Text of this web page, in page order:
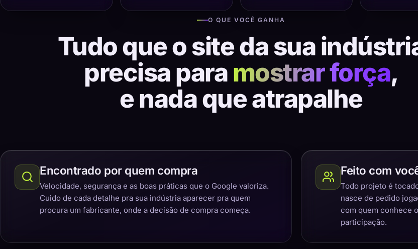
O QUE VOCÊ GANHA
Tudo que o site da sua
precisa para mostrar força,
e nada que atrapalhe
Encontrado por quem compra
Velocidade, segurança e as boas práticas que o Google valoriza.
Cuido de cada detalhe pra sua indústria aparecer pra quem
procura um fabricante, onde a decisão de compra começa.
Feito com
Todo projeto é
nasce de pedido
com quem conhece
participação.